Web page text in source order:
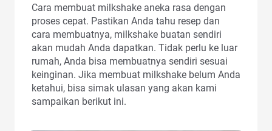
Cara membuat milkshake aneka rasa dengan
proses cepat. Pastikan Anda tahu resep dan
cara membuatnya, milkshake buatan sendiri
akan mudah Anda dapatkan. Tidak perlu ke luar
rumah, Anda bisa membuatnya sendiri sesuai
keinginan. Jika membuat milkshake belum Anda
ketahui, bisa simak ulasan yang akan kami
sampaikan berikut ini.